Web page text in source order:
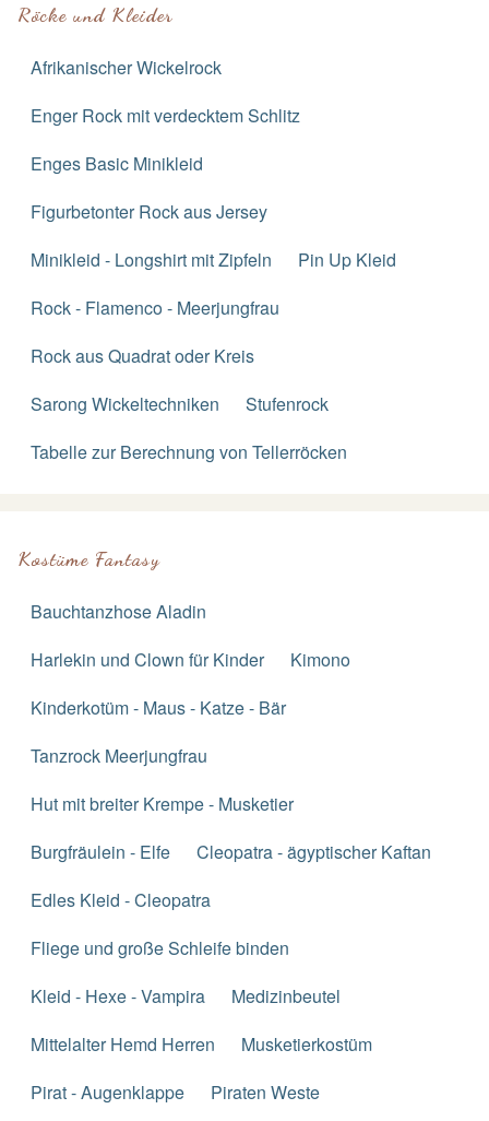
Röcke und Kleider
Afrikanischer Wickelrock
Enger Rock mit verdecktem Schlitz
Enges Basic Minikleid
Figurbetonter Rock aus Jersey
Minikleid - Longshirt mit Zipfeln
Pin Up Kleid
Rock - Flamenco - Meerjungfrau
Rock aus Quadrat oder Kreis
Sarong Wickeltechniken
Stufenrock
Tabelle zur Berechnung von Tellerröcken
Kostüme Fantasy
Bauchtanzhose Aladin
Harlekin und Clown für Kinder
Kimono
Kinderkotüm - Maus - Katze - Bär
Tanzrock Meerjungfrau
Hut mit breiter Krempe - Musketier
Burgfräulein - Elfe
Cleopatra - ägyptischer Kaftan
Edles Kleid - Cleopatra
Fliege und große Schleife binden
Kleid - Hexe - Vampira
Medizinbeutel
Mittelalter Hemd Herren
Musketierkostüm
Pirat - Augenklappe
Piraten Weste